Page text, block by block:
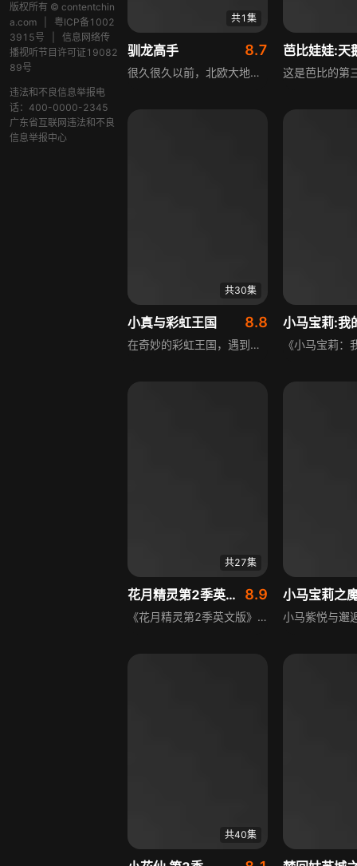
版权所有 © contentchin
a.com
粤ICP备1002
3915号
信息网络传
播视听节目许可证19082
89号
违法和不良信息举报电
话：400-0000-2345
广东省互联网违法和不良
信息举报中心
共1集
驯龙高手 8.7
很久很久以前，北欧大地上的主人是以狩猎、捕鱼为主要生计的游牧维京人，他们过着快乐惬意的生活。可飞天喷火、尖牙利齿的巨龙是他们的“害虫”，巨龙的侵犯让维京海盗寝食难安，于是一代又一代的海盗首领带着部落子民，和飞龙誓死大战。
芭比娃娃:天
共30集
小真与彩虹王国 8.8
在奇妙的彩虹王国，遇到问题人们都会向小真求助。逗比小猫小黑是小真最好的朋友，常伴她左右。小真是唯一能释放“心愿树”上“魔法愿望”能量、恢复王国和平与爱的人。她和小黑的冒险充满喜剧色彩，能给世界各地的孩子带来快乐并赋予他们力量。
共27集
花月精灵第2季英文版 8.9
《花月精灵第2季英文版》延续精灵奇幻风格，剧情围绕花月精灵展开，她正专注于和新护月使者朋友们相处，努力打造幸福大家庭。与此同时，消月精灵对月球运作有自己的想法，附近月球上，一个利用小梦仙宝石种子力量的邪恶阴谋正在酝酿，黑无背后似乎还有更大的势力在暗中运作。
共40集